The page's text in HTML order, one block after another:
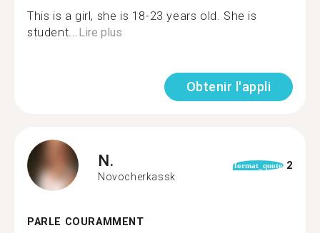
This is a girl, she is 18-23 years old. She is
student...Lire plus
Obtenir l'appli
N.
Novocherkassk
format_quote 2
PARLE COURAMMENT